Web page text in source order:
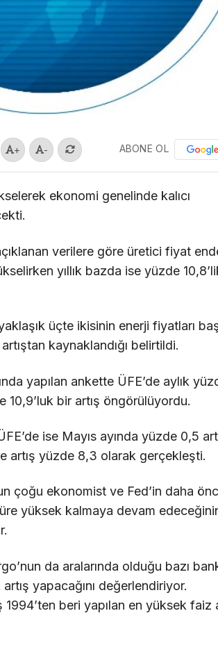
+ - ABONE OL
ekonomi genelinde kalıcı
verilere göre üretici fiyat
yıllık bazda ise yüzde
üçte ikisinin enerji fiyatları
kaynaklandığı belirtildi.
yapılan ankette ÜFE’de aylık
10,9’luk bir artış öngörülüyordu.
ise Mayıs ayında yüzde 0,5
artış yüzde 8,3 olarak gerçekleşti.
çoğu ekonomist ve Fed’in daha
yüksek kalmaya devam
da aralarında olduğu bazı
yapacağını değerlendiriyor.
beri yapılan en yüksek faiz